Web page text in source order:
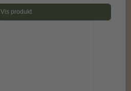
Vis produkt